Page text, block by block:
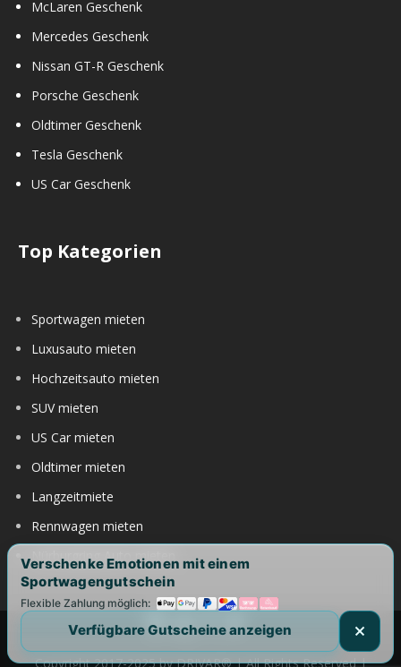
McLaren Geschenk
Mercedes Geschenk
Nissan GT-R Geschenk
Porsche Geschenk
Oldtimer Geschenk
Tesla Geschenk
US Car Geschenk
Top Kategorien
Sportwagen mieten
Luxusauto mieten
Hochzeitsauto mieten
SUV mieten
US Car mieten
Oldtimer mieten
Langzeitmiete
Rennwagen mieten
Nürburgring Auto mieten
Copyright 2017-2025 by DRIVAR® | All Rights Reserved |
Verschenke Emotionen mit einem
Sportwagengutschein
Flexible Zahlung möglich:
Verfügbare Gutscheine anzeigen